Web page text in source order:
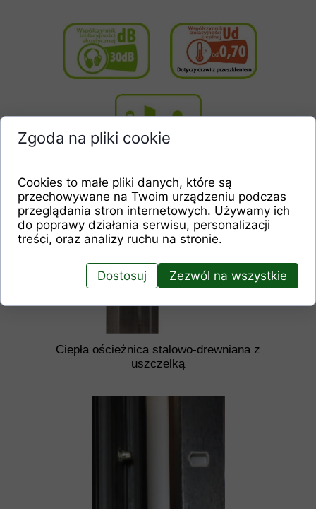
Ciepła ościeżnica stalowo-drewniana z
uszczelką
Zgoda na pliki cookie
Cookies to małe pliki danych, które są
przechowywane na Twoim urządzeniu podczas
przeglądania stron internetowych. Używamy ich
do poprawy działania serwisu, personalizacji
treści, oraz analizy ruchu na stronie.
Dostosuj Zezwól na wszystkie